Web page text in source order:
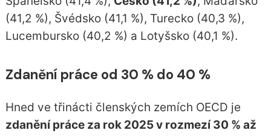
(41,2 %), Švédsko (41,1 %), Turecko (40,3 %),
Lucembursko (40,2 %) a Lotyšsko (40,1 %).
Zdanění práce od 30 % do 40 %
Hned ve třinácti členských zemích OECD je
zdanění práce za rok 2025 v rozmezí 30 % až